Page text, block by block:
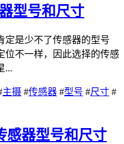
型号和尺寸
定是少不了传感器的型号
位不一样，因此选择的传感
...
主摄 #传感器 #型号 #尺寸 #
感器型号和尺寸